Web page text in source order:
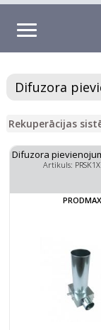
Difuzora
Rekuperācijas
Difuzora
Artikuls:
PRODMAX